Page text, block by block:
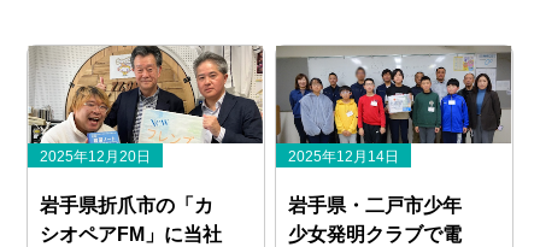
2025年12月20日
岩手県折爪市の「カ
シオペアFM」に当社
2025年12月14日
岩手県・二戸市少年
少女発明クラブで電